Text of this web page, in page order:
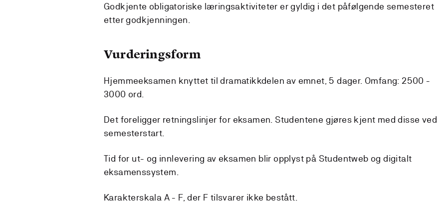
Godkjente obligatoriske læringsaktiviteter er gyldig i det påfølgende semesteret
etter godkjenningen.
Vurderingsform
Hjemmeeksamen knyttet til dramatikkdelen av emnet, 5 dager. Omfang: 2500 -
3000 ord.
Det foreligger retningslinjer for eksamen. Studentene gjøres kjent med disse ved
semesterstart.
Tid for ut- og innlevering av eksamen blir opplyst på Studentweb og digitalt
eksamenssystem.
Karakterskala A - F, der F tilsvarer ikke bestått.